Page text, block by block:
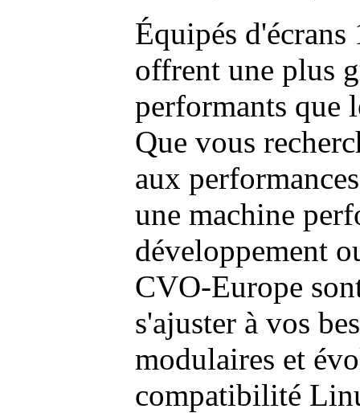
Équipés
offrent une plus
performants que
Que vous
aux
une machine
développement
CVO-Europe
s'ajuster à vos
modulaires et
compatibilité